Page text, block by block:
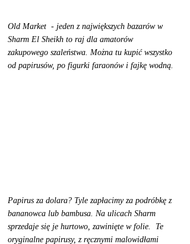
Old Market  - jeden z największych bazarów w
Sharm El Sheikh to raj dla amatorów
zakupowego szaleństwa. Można tu kupić wszystko
od papirusów, po figurki faraonów i fajkę wodną.
Papirus za dolara? Tyle zapłacimy za podróbkę z
bananowca lub bambusa. Na ulicach Sharm
sprzedaje się je hurtowo, zawinięte w folie.  Te
oryginalne papirusy, z ręcznymi malowidłami